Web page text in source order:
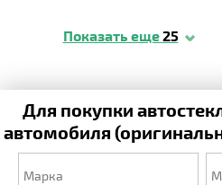
Показать еще25
Для покупки
автомобиля